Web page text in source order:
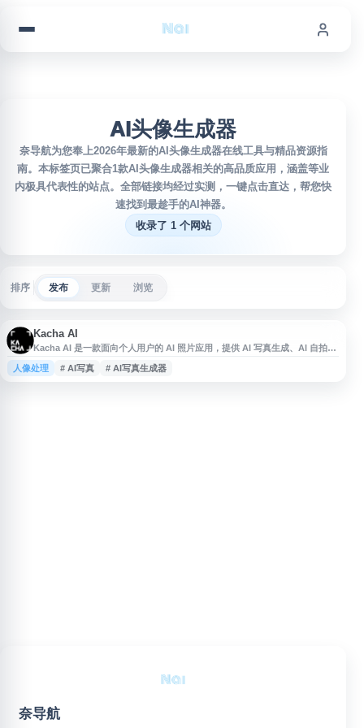
AI头像生成器
奈导航为您奉上2026年最新的AI头像生成器在线工具与精品资源指
南。本标签页已聚合1款AI头像生成器相关的高品质应用，涵盖等业
内极具代表性的站点。全部链接均经过实测，一键点击直达，帮您快
速找到最趁手的AI神器。
收录了 1 个网站
排序 发布 更新 浏览
Kacha AI
Kacha AI 是一款面向个人用户的 AI 照片应用，提供 AI 写真生成、AI 自拍写
真、AI 头像制作、照片风格化、照片增强与编辑等功能。用户可通过上传照
片快速生成多种风格的写真、头像和图像效果，适用于社交头像、个人形象
人像处理 # AI写真 # AI写真生成器
奈导航